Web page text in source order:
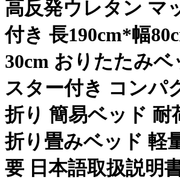
高反発ウレタン マ
付き 長190cm*幅
30cm おりたたみベ
スター付き コンパ
折り 簡易ベッド 耐
折り畳みベッド 軽
要 日本語取扱説明